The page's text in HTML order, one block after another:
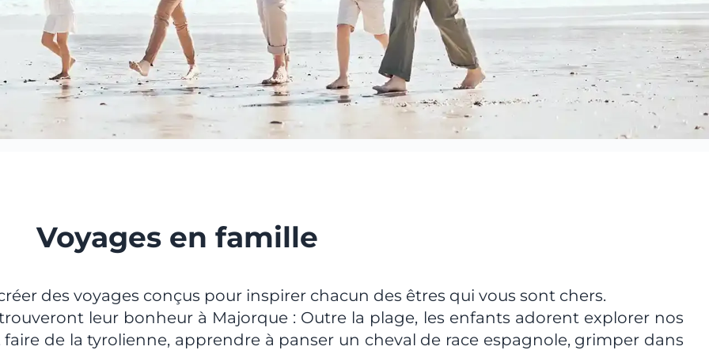
Voyages en famille
des voyages conçus pour inspirer chacun des êtres qui vous sont chers.
leur bonheur à Majorque : Outre la plage, les enfants adorent explorer nos
de la tyrolienne, apprendre à panser un cheval de race espagnole, grimper dans